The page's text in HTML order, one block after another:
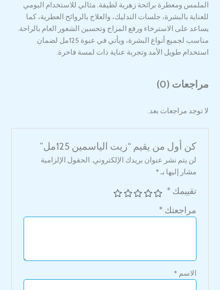
الملمس ومعطرة برائحة زهرية لطيفة. مثالي للاستخدام اليومي
للعناية بالبشرة، جلسات التدليك، والعلاج بالروائح العطرية، كما
يساعد على الاسترخاء ورفع المزاج وتحسين الشعور العام بالراحة.
مناسب لجميع أنواع البشرة، ويأتي في عبوة 125مل لضمان
استخدام طويل الأمد وتجربة عناية ذات لمسة فاخرة.
مراجعات (0)
لا توجد مراجعات بعد.
كن أول من يقيم “زيت الياسمين 125مل”
لن يتم نشر عنوان بريدك الإلكتروني. الحقول الإلزامية
مشار إليها بـ *
تقييمك*
مراجعتك*
الاسم *